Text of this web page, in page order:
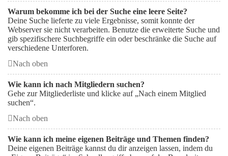
Warum bekomme ich bei der Suche eine leere Seite?
Deine Suche lieferte zu viele Ergebnisse, somit konnte der
Webserver sie nicht verarbeiten. Benutze die erweiterte Suche und
gib spezifischere Suchbegriffe ein oder beschränke die Suche auf
verschiedene Unterforen.
Nach oben
Wie kann ich nach Mitgliedern suchen?
Gehe zur Mitgliederliste und klicke auf „Nach einem Mitglied
suchen“.
Nach oben
Wie kann ich meine eigenen Beiträge und Themen finden?
Deine eigenen Beiträge kannst du dir anzeigen lassen, indem du